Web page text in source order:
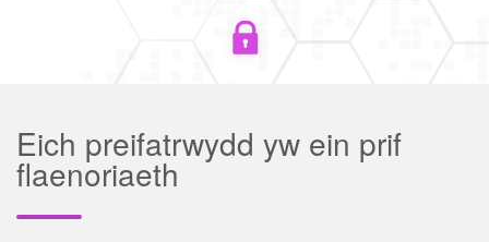
Eich preifatrwydd yw ein prif
flaenoriaeth